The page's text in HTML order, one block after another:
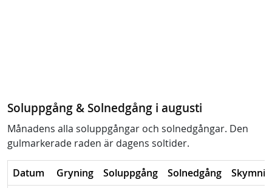
Soluppgång & Solnedgång i augusti
Månadens alla soluppgångar och solnedgångar. Den
gulmarkerade raden är dagens soltider.
Datum Gryning Soluppgång Solnedgång